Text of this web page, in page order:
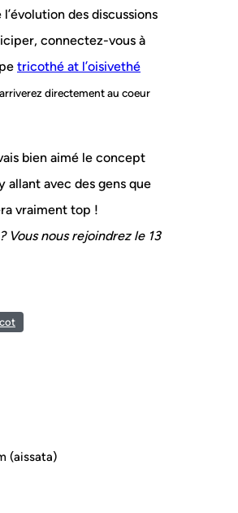
des discussions
connectez-vous à
tricothé at l’oisivethé
directement au coeur
bien aimé le concept
allant avec des gens que
vraiment top !
Vous nous rejoindrez le 13
(aissata)